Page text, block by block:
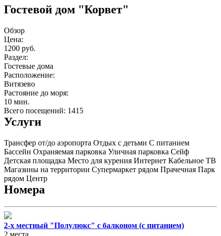
Гостевой дом "Корвет"
Обзор
Цена:
1200 руб.
Раздел:
Гостевые дома
Расположение:
Витязево
Растояние до моря:
10 мин.
Всего посещений: 1415
Услуги
Трансфер от/до аэропорта Отдых с детьми С питанием
Бассейн Охраняемая парковка Уличная парковка Сейф
Детская площадка Место для курения Интернет Кабельное ТВ
Магазины на территории Супермаркет рядом Прачечная Парк
рядом Центр
Номера
2-х местный "Полулюкс" с балконом (с питанием)
2 места